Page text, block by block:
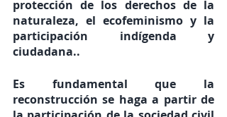
protección de los derechos de la
naturaleza, el ecofeminismo y la
participación indígenda y
ciudadana..
Es fundamental que la
reconstrucción se haga a partir de